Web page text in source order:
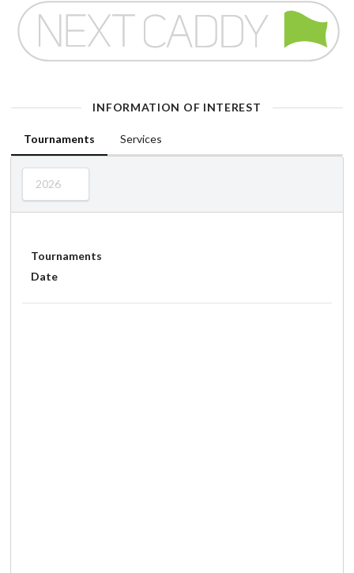
INFORMATION OF INTEREST
Tournaments Services
2026
Tournaments
Date